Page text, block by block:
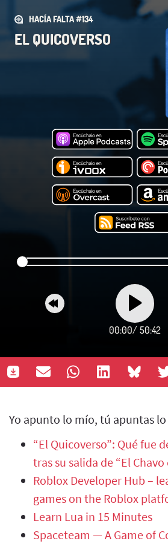
HACÍA FALTA #134
EL QUICOVERSO
00:00/ 50:42
Yo apunto lo mío, tú apuntas
“El Quicoverso”: Qué fue
tras su salida de “El
Roblox Developer Hub –
games on the Roblox
Learn Lua in 15 Minutes
Spaceteam — A Game of